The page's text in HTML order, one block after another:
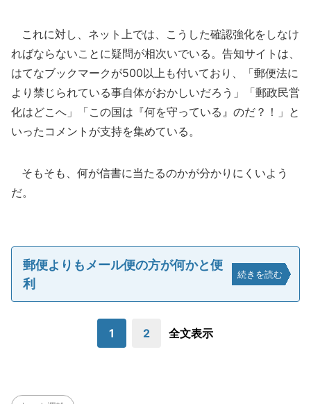
これに対し、ネット上では、こうした確認強化をしなけ
ればならないことに疑問が相次いでいる。告知サイトは、
はてなブックマークが500以上も付いており、「郵便法に
より禁じられている事自体がおかしいだろう」「郵政民営
化はどこへ」「この国は『何を守っている』のだ？！」と
いったコメントが支持を集めている。
そもそも、何が信書に当たるのかが分かりにくいよう
だ。
郵便よりもメール便の方が何かと便
利
続きを読む
1 2 全文表示